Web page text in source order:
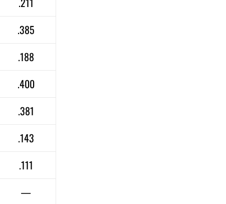
.385
.188
.400
.381
.143
.111
—